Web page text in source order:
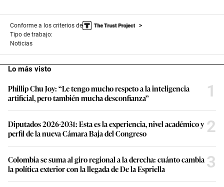
Conforme a los criterios de
Tipo de trabajo:
Noticias
Lo más visto
Phillip Chu Joy: “Le tengo mucho respeto a la inteligencia
artificial, pero también mucha desconfianza”
1
Diputados 2026-2031: Esta es la experiencia, nivel académico y
perfil de la nueva Cámara Baja del Congreso
2
Colombia se suma al giro regional a la derecha: cuánto cambia
la política exterior con la llegada de De la Espriella
3